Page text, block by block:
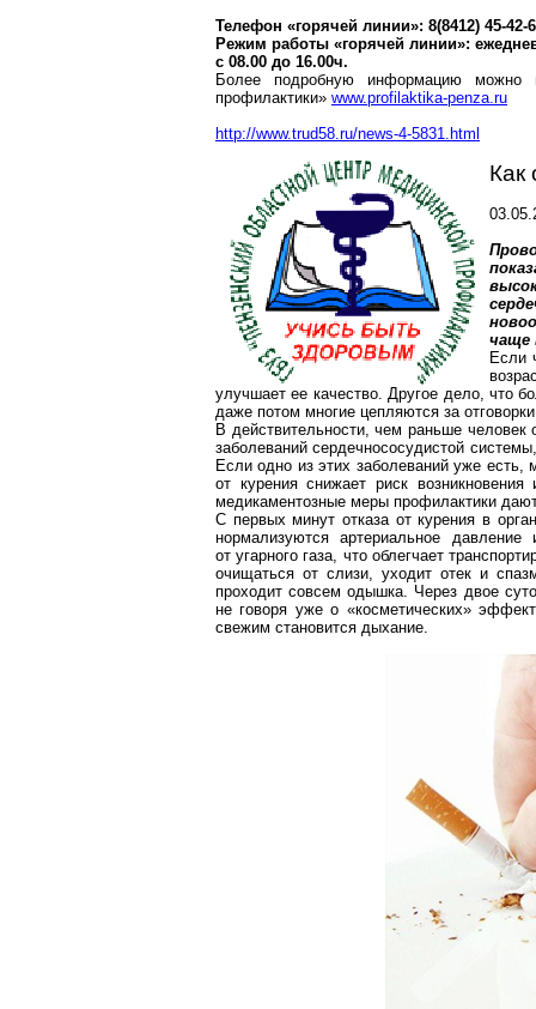
Телефон «горячей линии»: 8(8412) 45-42-
Режим работы «горячей линии»:
с 08.00 до 16.00ч.
Более подробную информацию можно
профилактики» www.profilaktika-penza.ru
http://www.trud58.ru/news-4-5831.html
Как
чаще
Если
улучшает ее качество. Другое дело, что
даже потом многие цепляются за
В действительности, чем раньше человек
заболеваний сердечнососудистой
Если одно из этих заболеваний уже есть,
от курения снижает риск
медикаментозные меры профилактики
С первых минут отказа от курения в
нормализуются артериальное
от угарного газа, что облегчает
очищаться от слизи, уходит отек и
проходит совсем одышка. Через двое
не говоря уже о «косметических»
свежим становится дыхание.